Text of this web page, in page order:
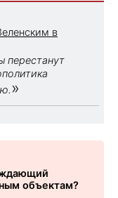
в
перестанут
»
объектам?